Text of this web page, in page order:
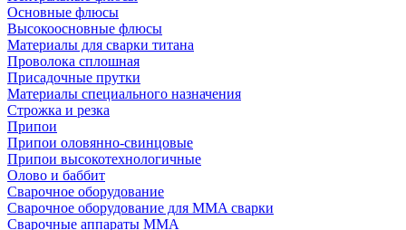
Основные флюсы
Высокоосновные флюсы
Материалы для сварки титана
Проволока сплошная
Присадочные прутки
Материалы специального назначения
Строжка и резка
Припои
Припои оловянно-свинцовые
Припои высокотехнологичные
Олово и баббит
Сварочное оборудование
Сварочное оборудование для MMA сварки
Сварочные аппараты MMA